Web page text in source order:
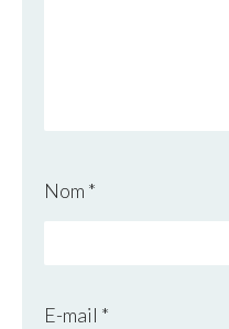
Nom *
E-mail *